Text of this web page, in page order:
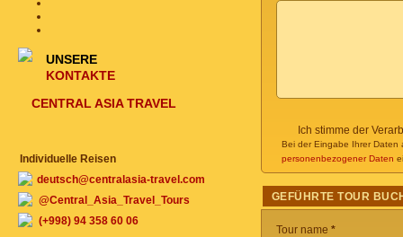
Ich stimme der
Bei der Eingabe Ihrer Daten
personenbezogener Daten
GEFÜHRTE TOUR
Tour name *
UNSERE
KONTAKTE
CENTRAL ASIA TRAVEL
Individuelle Reisen
deutsch@centralasia-travel.com
@Central_Asia_Travel_Tours
(+998) 94 358 60 06